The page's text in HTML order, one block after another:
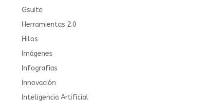
Gsuite
Herramientas 2.0
Hilos
Imágenes
Infografías
Innovación
Inteligencia Artificial